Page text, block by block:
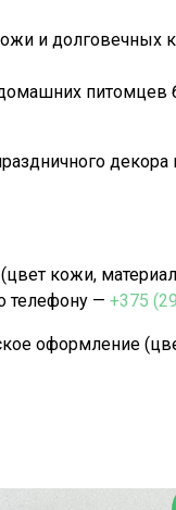
и долговечных
питомцев
кожи, материал
телефону — +375
оформление